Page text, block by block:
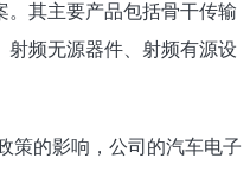
。其主要产品包括骨干传输
射频无源器件、射频有源设
策的影响，公司的汽车电子